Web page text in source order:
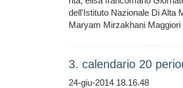
dell'Istituto Nazionale Di Alta
Maryam Mirzakhani
3. calendario 20
24-giu-2014 18.16.48